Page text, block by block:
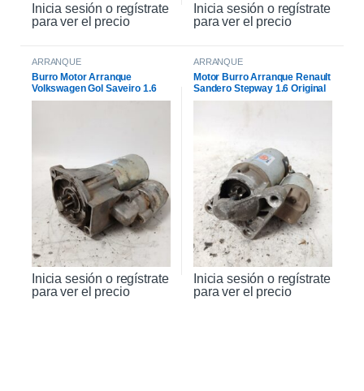
Inicia sesión o regístrate
para ver el precio
Inicia sesión o regístrate
para ver el precio
ARRANQUE
Burro Motor Arranque
Volkswagen Gol Saveiro 1.6
Inicia sesión o regístrate
para ver el precio
ARRANQUE
Motor Burro Arranque Renault
Sandero Stepway 1.6 Original
Inicia sesión o regístrate
para ver el precio